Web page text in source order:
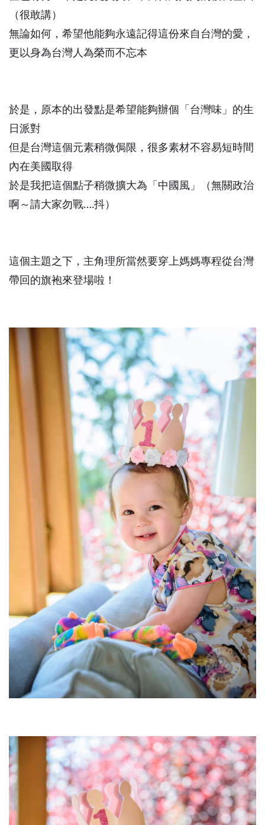
（很敢講）
無論如何，希望他能夠永遠記得這份來自台灣的愛，
更以身為台灣人為榮而不忘本
於是，原本的出發點是希望能夠辦個「台灣味」的生
日派對
但是台灣這個元素稍微侷限，很多素材不容易短時間
內在美國取得
於是我把這個點子稍微擴大為「中國風」（無關政治
啊～請大家勿戰….抖）
這個主題之下，主角理所當然要穿上媽媽專程從台灣
帶回的旗袍來登場啦！